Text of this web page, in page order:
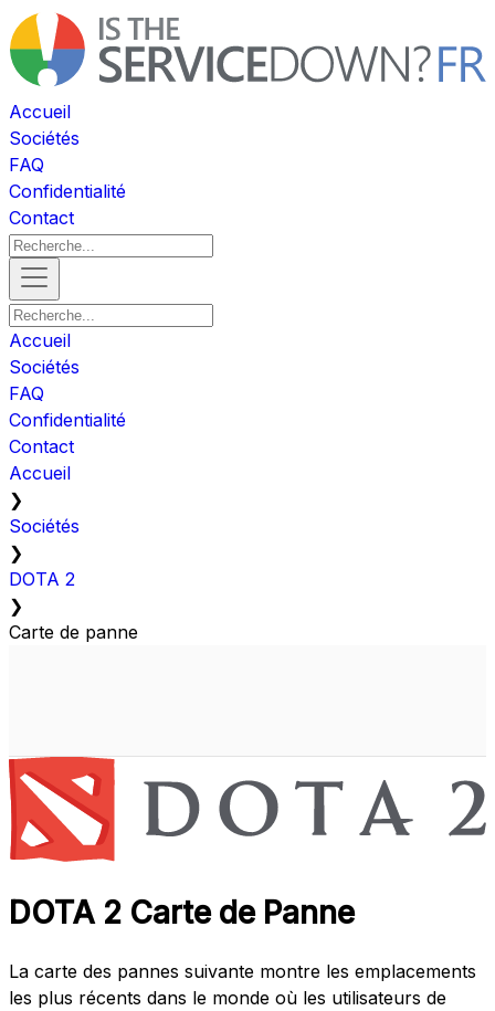
Accueil
Sociétés
FAQ
Confidentialité
Contact
Accueil
Sociétés
FAQ
Confidentialité
Contact
Accueil
❯
Sociétés
❯
DOTA 2
❯
Carte de panne
DOTA 2 Carte de Panne
La carte des pannes suivante montre les emplacements
les plus récents dans le monde où les utilisateurs de